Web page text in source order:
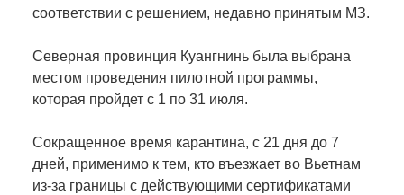
соответствии с решением, недавно принятым МЗ.
Северная провинция Куангнинь была выбрана
местом проведения пилотной программы,
которая пройдет с 1 по 31 июля.
Сокращенное время карантина, с 21 дня до 7
дней, применимо к тем, кто въезжает во Вьетнам
из-за границы с действующими сертификатами